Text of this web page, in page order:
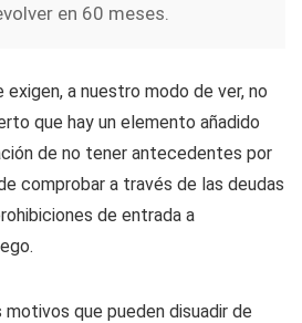
en 60 meses.
a nuestro modo de ver, no
que hay un elemento añadido
de no tener antecedentes por
comprobar a través de las deudas
de entrada a
que pueden disuadir de